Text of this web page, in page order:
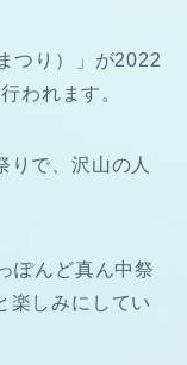
つり）」が2022
われます。
りで、沢山の人
ぽんど真ん中祭
楽しみにしてい